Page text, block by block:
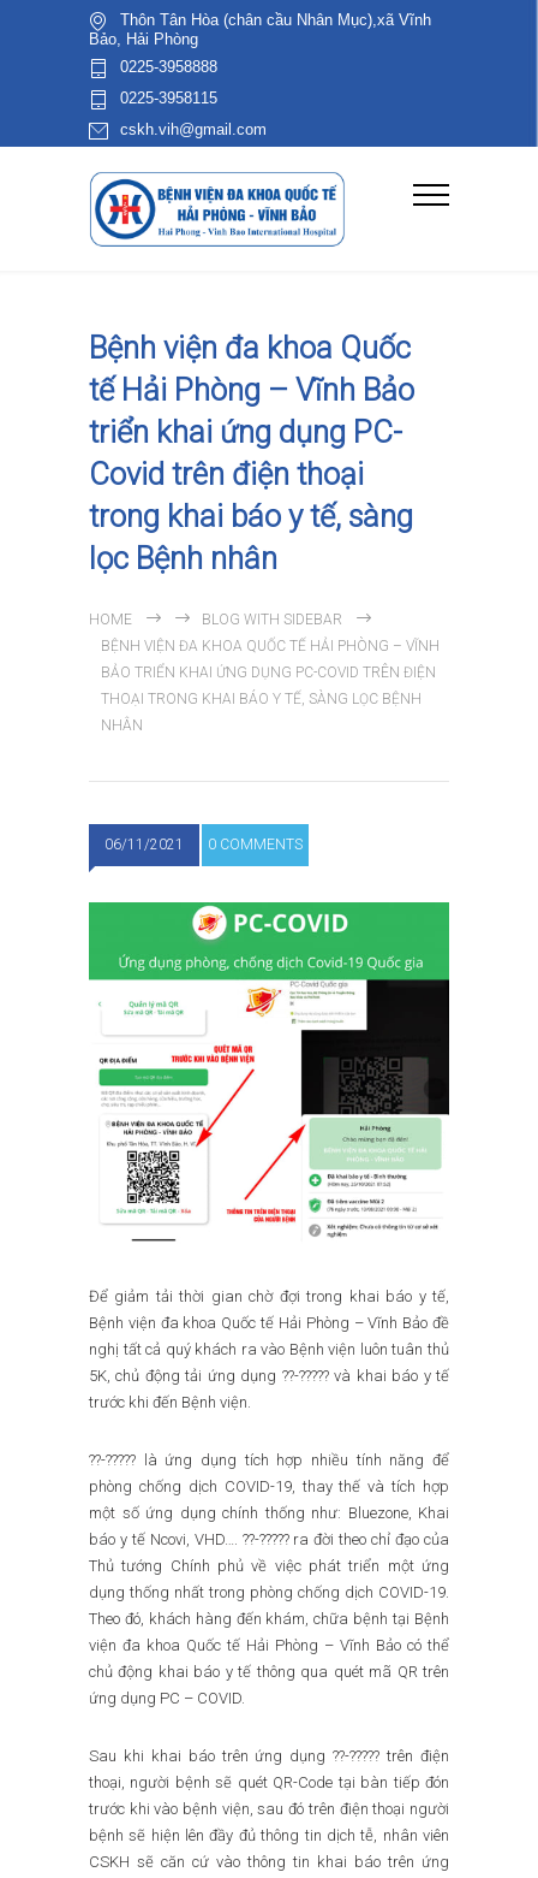
Thôn Tân Hòa (chân cầu Nhân Mục),xã Vĩnh
Bảo, Hải Phòng
0225-3958888
0225-3958115
cskh.vih@gmail.com
Bệnh viện đa khoa Quốc
tế Hải Phòng – Vĩnh Bảo
triển khai ứng dụng PC-
Covid trên điện thoại
trong khai báo y tế, sàng
lọc Bệnh nhân
HOME
BLOG WITH SIDEBAR
BỆNH VIỆN ĐA KHOA QUỐC TẾ HẢI PHÒNG – VĨNH
BẢO TRIỂN KHAI ỨNG DỤNG PC-COVID TRÊN ĐIỆN
THOẠI TRONG KHAI BÁO Y TẾ, SÀNG LỌC BỆNH
NHÂN
06/11/2021 0 COMMENTS
Để giảm tải thời gian chờ đợi trong khai báo y tế,
Bệnh viện đa khoa Quốc tế Hải Phòng – Vĩnh Bảo đề
nghị tất cả quý khách ra vào Bệnh viện luôn tuân thủ
5K, chủ động tải ứng dụng ??-????? và khai báo y tế
trước khi đến Bệnh viện.
??-????? là ứng dụng tích hợp nhiều tính năng để
phòng chống dịch COVID-19, thay thế và tích hợp
một số ứng dụng chính thống như: Bluezone, Khai
báo y tế Ncovi, VHD…. ??-????? ra đời theo chỉ đạo của
Thủ tướng Chính phủ về việc phát triển một ứng
dụng thống nhất trong phòng chống dịch COVID-19.
Theo đó, khách hàng đến khám, chữa bệnh tại Bệnh
viện đa khoa Quốc tế Hải Phòng – Vĩnh Bảo có thể
chủ động khai báo y tế thông qua quét mã QR trên
ứng dụng PC – COVID.
Sau khi khai báo trên ứng dụng ??-????? trên điện
thoại, người bệnh sẽ quét QR-Code tại bàn tiếp đón
trước khi vào bệnh viện, sau đó trên điện thoại người
bệnh sẽ hiện lên đầy đủ thông tin dịch tễ, nhân viên
CSKH sẽ căn cứ vào thông tin khai báo trên ứng